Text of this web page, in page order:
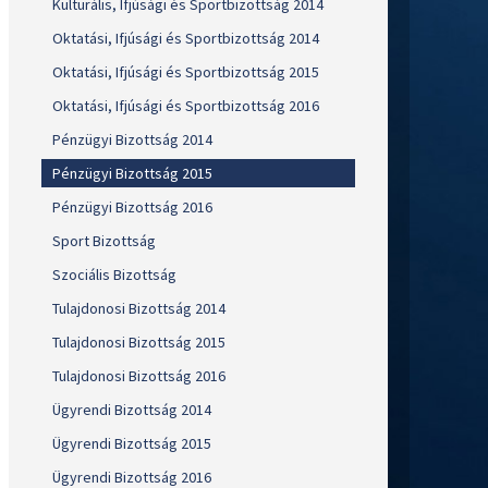
Kulturális, Ifjúsági és Sportbizottság 2014
Oktatási, Ifjúsági és Sportbizottság 2014
Oktatási, Ifjúsági és Sportbizottság 2015
Oktatási, Ifjúsági és Sportbizottság 2016
Pénzügyi Bizottság 2014
Pénzügyi Bizottság 2015
Pénzügyi Bizottság 2016
Sport Bizottság
Szociális Bizottság
Tulajdonosi Bizottság 2014
Tulajdonosi Bizottság 2015
Tulajdonosi Bizottság 2016
Ügyrendi Bizottság 2014
Ügyrendi Bizottság 2015
Ügyrendi Bizottság 2016